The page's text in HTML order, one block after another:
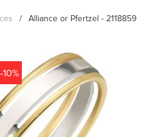
MONTRES
GEORGETTES
/ Alliance or Pfertzel - 2118859